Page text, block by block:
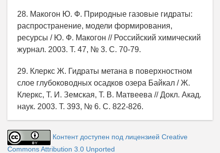
28. Макогон Ю. Ф. Природные газовые гидраты:
распространение, модели формирования,
ресурсы / Ю. Ф. Макогон // Российский химический
журнал. 2003. Т. 47, № 3. С. 70-79.
29. Клеркс Ж. Гидраты метана в поверхностном
слое глубоководных осадков озера Байкал / Ж.
Клеркс, Т. И. Земская, Т. В. Матвеева // Докл. Акад.
наук. 2003. Т. 393, № 6. С. 822-826.
Контент доступен под лицензией Creative
Commons Attribution 3.0 Unported